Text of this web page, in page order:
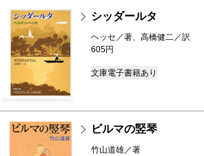
シッダールタ
ヘッセ／著、高橋健二／訳
605円
文庫電子書籍あり
ビルマの竪琴
竹山道雄／著